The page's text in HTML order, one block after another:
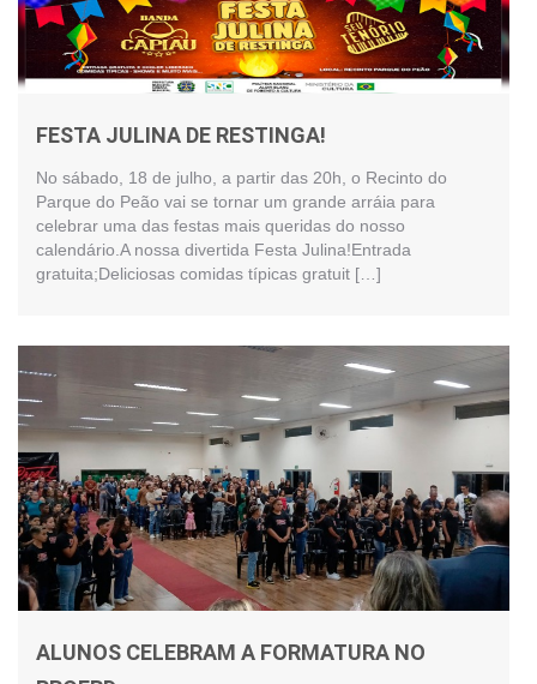
FESTA JULINA DE RESTINGA!
No sábado, 18 de julho, a partir das 20h, o Recinto do
Parque do Peão vai se tornar um grande arráia para
celebrar uma das festas mais queridas do nosso
calendário.A nossa divertida Festa Julina!Entrada
gratuita;Deliciosas comidas típicas gratuit […]
ALUNOS CELEBRAM A FORMATURA NO